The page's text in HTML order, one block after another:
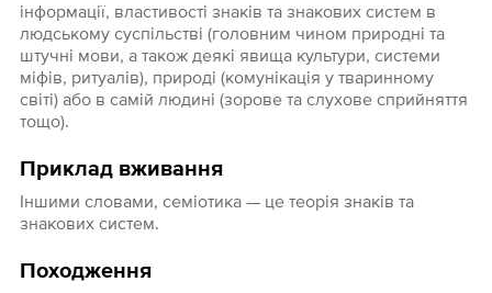
інформації, властивості знаків та знакових систем в
людському суспільстві (головним чином природні та
штучні мови, а також деякі явища культури, системи
міфів, ритуалів), природі (комунікація у тваринному
світі) або в самій людині (зорове та слухове сприйняття
тощо).
Приклад вживання
Іншими словами, семіотика — це теорія знаків та
знакових систем.
Походження